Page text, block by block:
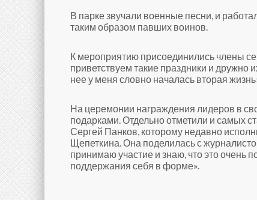
В парке звучали военные песни, и
таким образом павших воинов.
К мероприятию присоединились члены
приветствуем такие праздники и дружно
нее у меня словно началась вторая
На церемонии награждения лидеров в
подарками. Отдельно отметили и самых
Сергей Панков, которому недавно
Щепеткина. Она поделилась с
принимаю участие и знаю, что это очень
поддержания себя в форме».